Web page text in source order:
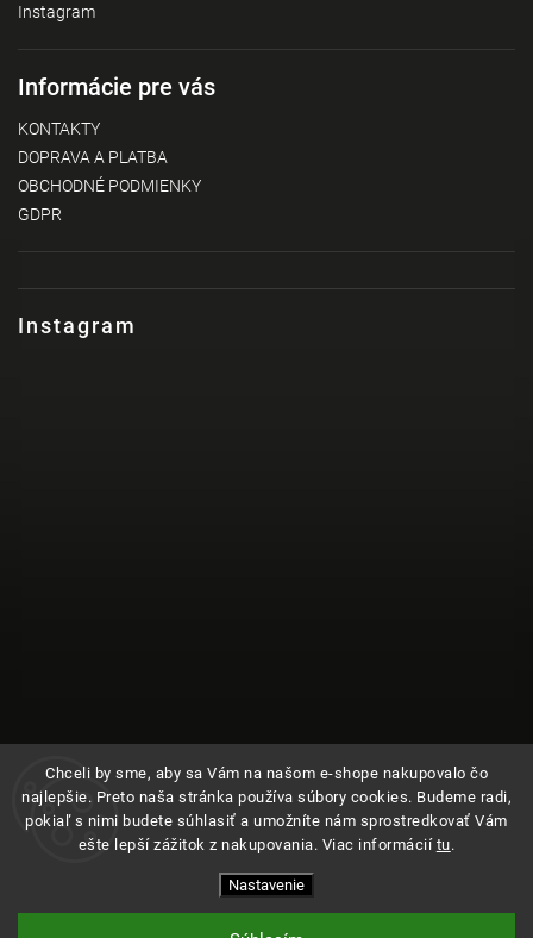
Chceli by sme, aby sa Vám na našom e-shope nakupovalo čo
najlepšie. Preto naša stránka používa súbory cookies. Budeme radi,
pokiaľ s nimi budete súhlasiť a umožníte nám sprostredkovať Vám
ešte lepší zážitok z nakupovania. Viac informácií tu.
Nastavenie
Instagram
Sledovať na Instagrame
Instagram
Informácie pre vás
KONTAKTY
DOPRAVA A PLATBA
OBCHODNÉ PODMIENKY
GDPR
Copyright 2026Kde bolo. Všetky práva vyhradené.